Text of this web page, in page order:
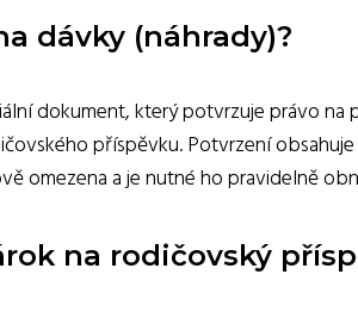
dávky (náhrady)?
dokument, který potvrzuje právo
příspěvku. Potvrzení
omezena a je nutné ho pravidelně
na rodičovský